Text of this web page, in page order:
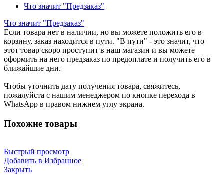
Что значит "Предзаказ"
Что значит "Предзаказ"
Если товара нет в наличии, но вы можете положить его в
корзину, заказ находится в пути. "В пути" - это значит, что
этот товар скоро проступит в наш магазин и вы можете
оформить на него предзаказ по предоплате и получить его в
ближайшие дни.
Чтобы уточнить дату получения товара, свяжитесь,
пожалуйста с нашим менеджером по кнопке перехода в
WhatsApp в правом нижнем углу экрана.
Похожие товары
Быстрый просмотр
Добавить в Избранное
Закрыть